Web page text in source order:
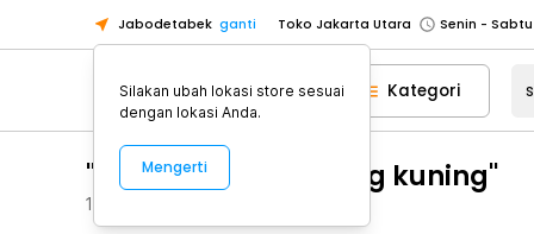
Jabodetabek ganti Toko Jakarta Utara
Toko Tangerang
Toko Cikupa
Pick n Go Jakarta Barat
Senin -
Pick n Go Bekasi
Senin - Jumat
Kategori
"sikat pembersih velg kuning"
104
Silakan ubah lokasi store sesuai
dengan lokasi Anda.
Mengerti